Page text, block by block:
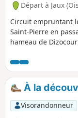
Départ à Jaux
Circuit empruntant
Saint-Pierre en
hameau de
À la
Visorandonneur